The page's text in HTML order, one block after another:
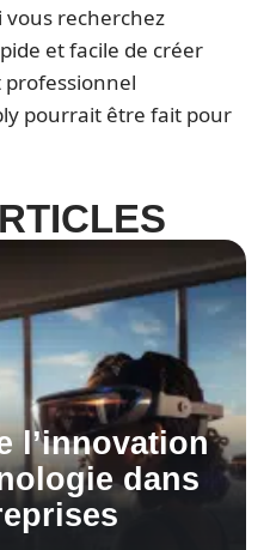
recherchez
et facile de créer
pourrait être fait pour
l’innovation
dans